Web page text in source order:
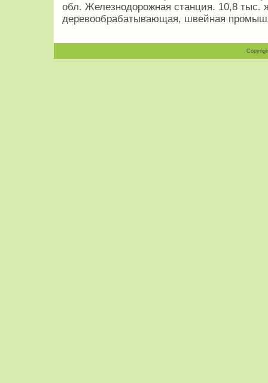
обл. Железнодорожная станция. 10,8 тыс.
деревообрабатывающая, швейная